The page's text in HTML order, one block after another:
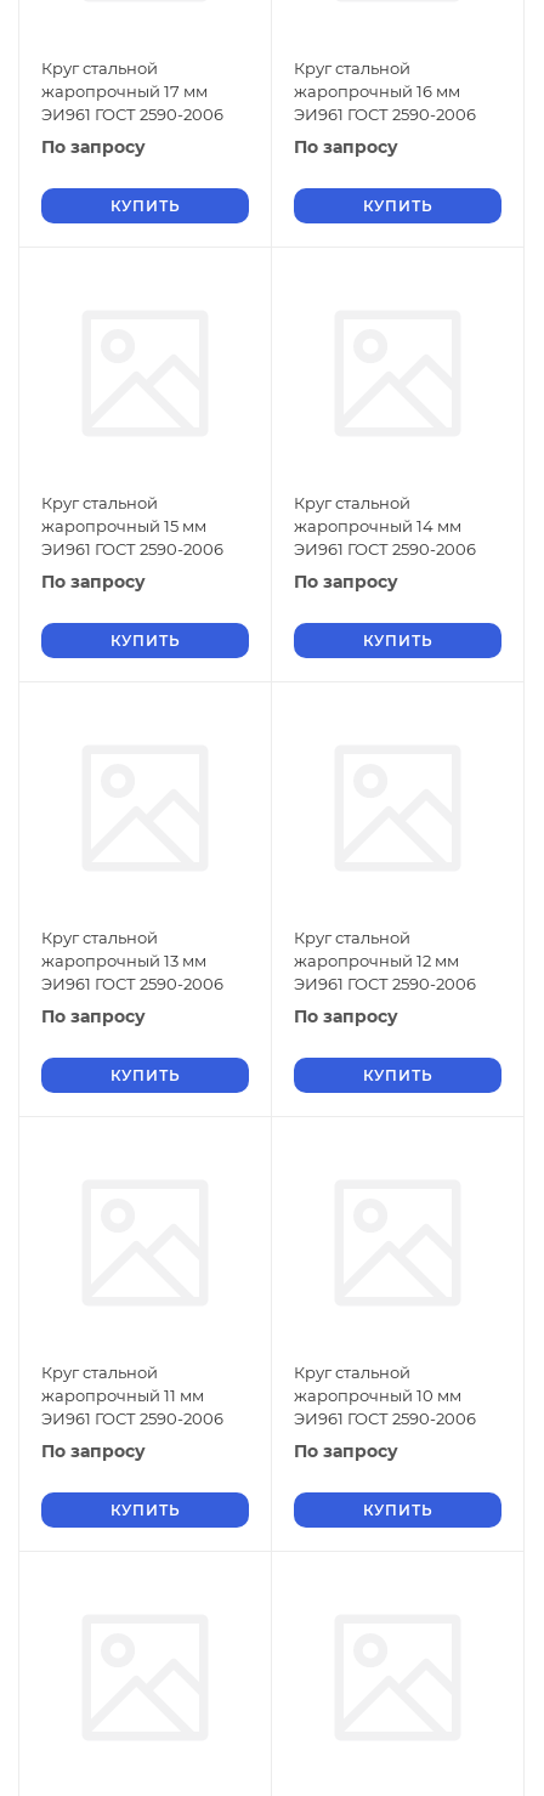
Круг стальной
жаропрочный 17 мм
ЭИ961 ГОСТ 2590-2006
По запросу
КУПИТЬ
Круг стальной
жаропрочный 16 мм
ЭИ961 ГОСТ 2590-2006
По запросу
КУПИТЬ
Круг стальной
жаропрочный 15 мм
ЭИ961 ГОСТ 2590-2006
По запросу
КУПИТЬ
Круг стальной
жаропрочный 14 мм
ЭИ961 ГОСТ 2590-2006
По запросу
КУПИТЬ
Круг стальной
жаропрочный 13 мм
ЭИ961 ГОСТ 2590-2006
По запросу
КУПИТЬ
Круг стальной
жаропрочный 12 мм
ЭИ961 ГОСТ 2590-2006
По запросу
КУПИТЬ
Круг стальной
жаропрочный 11 мм
ЭИ961 ГОСТ 2590-2006
По запросу
КУПИТЬ
Круг стальной
жаропрочный 10 мм
ЭИ961 ГОСТ 2590-2006
По запросу
КУПИТЬ